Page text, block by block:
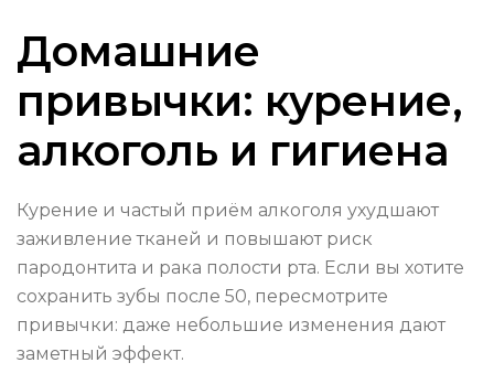
Домашние
привычки: курение,
алкоголь и гигиена
Курение и частый приём алкоголя ухудшают
заживление тканей и повышают риск
пародонтита и рака полости рта. Если вы хотите
сохранить зубы после 50, пересмотрите
привычки: даже небольшие изменения дают
заметный эффект.